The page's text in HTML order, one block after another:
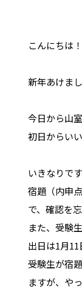
こんにちは
新年あけま
今日から山
初日からい
いきなりで
宿題（内申
で、確認を忘
また、受験
出日は1月11
受験生が宿
ますが、や